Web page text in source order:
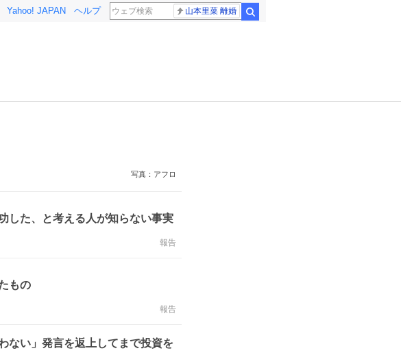
Yahoo! JAPAN ヘルプ 山本里菜 離婚
写真：アフロ
した、と考える人が知らない事実
報告
もの
報告
ない」発言を返上してまで投資を